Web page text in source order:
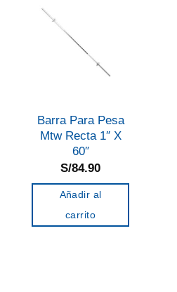
Barra Para Pesa
Mtw Recta 1″ X
60″
S/84.90
Añadir al
carrito